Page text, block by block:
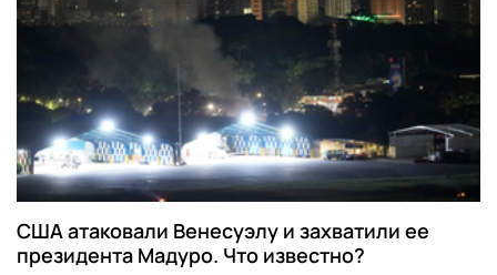
США атаковали Венесуэлу и захватили ее
президента Мадуро. Что известно?